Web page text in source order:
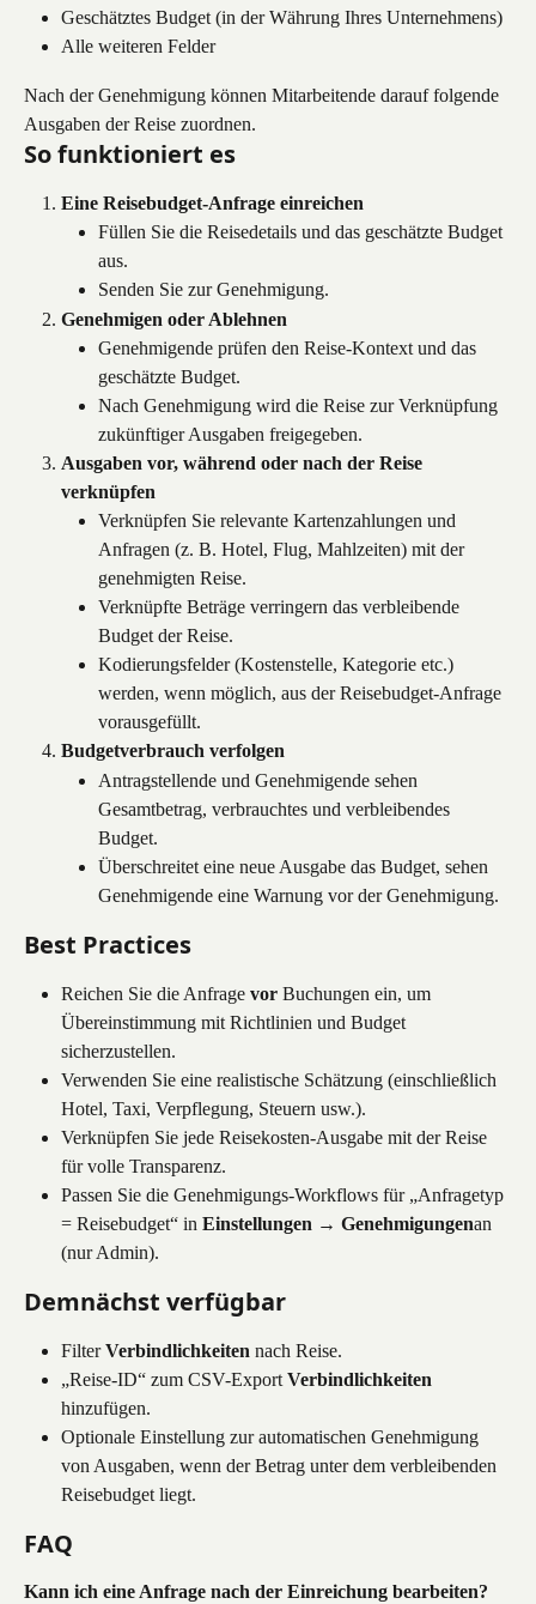
Geschätztes Budget (in der Währung Ihres Unternehmens)
Alle weiteren Felder
Nach der Genehmigung können Mitarbeitende darauf folgende
Ausgaben der Reise zuordnen.
So funktioniert es
Eine Reisebudget-Anfrage einreichen
Füllen Sie die Reisedetails und das geschätzte Budget
aus.
Senden Sie zur Genehmigung.
Genehmigen oder Ablehnen
Genehmigende prüfen den Reise-Kontext und das
geschätzte Budget.
Nach Genehmigung wird die Reise zur Verknüpfung
zukünftiger Ausgaben freigegeben.
Ausgaben vor, während oder nach der Reise
verknüpfen
Verknüpfen Sie relevante Kartenzahlungen und
Anfragen (z. B. Hotel, Flug, Mahlzeiten) mit der
genehmigten Reise.
Verknüpfte Beträge verringern das verbleibende
Budget der Reise.
Kodierungsfelder (Kostenstelle, Kategorie etc.)
werden, wenn möglich, aus der Reisebudget-Anfrage
vorausgefüllt.
Budgetverbrauch verfolgen
Antragstellende und Genehmigende sehen
Gesamtbetrag, verbrauchtes und verbleibendes
Budget.
Überschreitet eine neue Ausgabe das Budget, sehen
Genehmigende eine Warnung vor der Genehmigung.
Best Practices
Reichen Sie die Anfrage vor Buchungen ein, um
Übereinstimmung mit Richtlinien und Budget
sicherzustellen.
Verwenden Sie eine realistische Schätzung (einschließlich
Hotel, Taxi, Verpflegung, Steuern usw.).
Verknüpfen Sie jede Reisekosten-Ausgabe mit der Reise
für volle Transparenz.
Passen Sie die Genehmigungs-Workflows für „Anfragetyp
= Reisebudget“ in Einstellungen → Genehmigungenan
(nur Admin).
Demnächst verfügbar
Filter Verbindlichkeiten nach Reise.
„Reise-ID“ zum CSV-Export Verbindlichkeiten
hinzufügen.
Optionale Einstellung zur automatischen Genehmigung
von Ausgaben, wenn der Betrag unter dem verbleibenden
Reisebudget liegt.
FAQ
Kann ich eine Anfrage nach der Einreichung bearbeiten?